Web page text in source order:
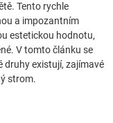
Tento rychle
a impozantním
estetickou hodnotu,
V tomto článku se
druhy existují, zajímavé
strom.